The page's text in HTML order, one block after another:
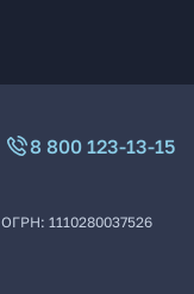
8 800 123-13-15
ОГРН: 1110280037526